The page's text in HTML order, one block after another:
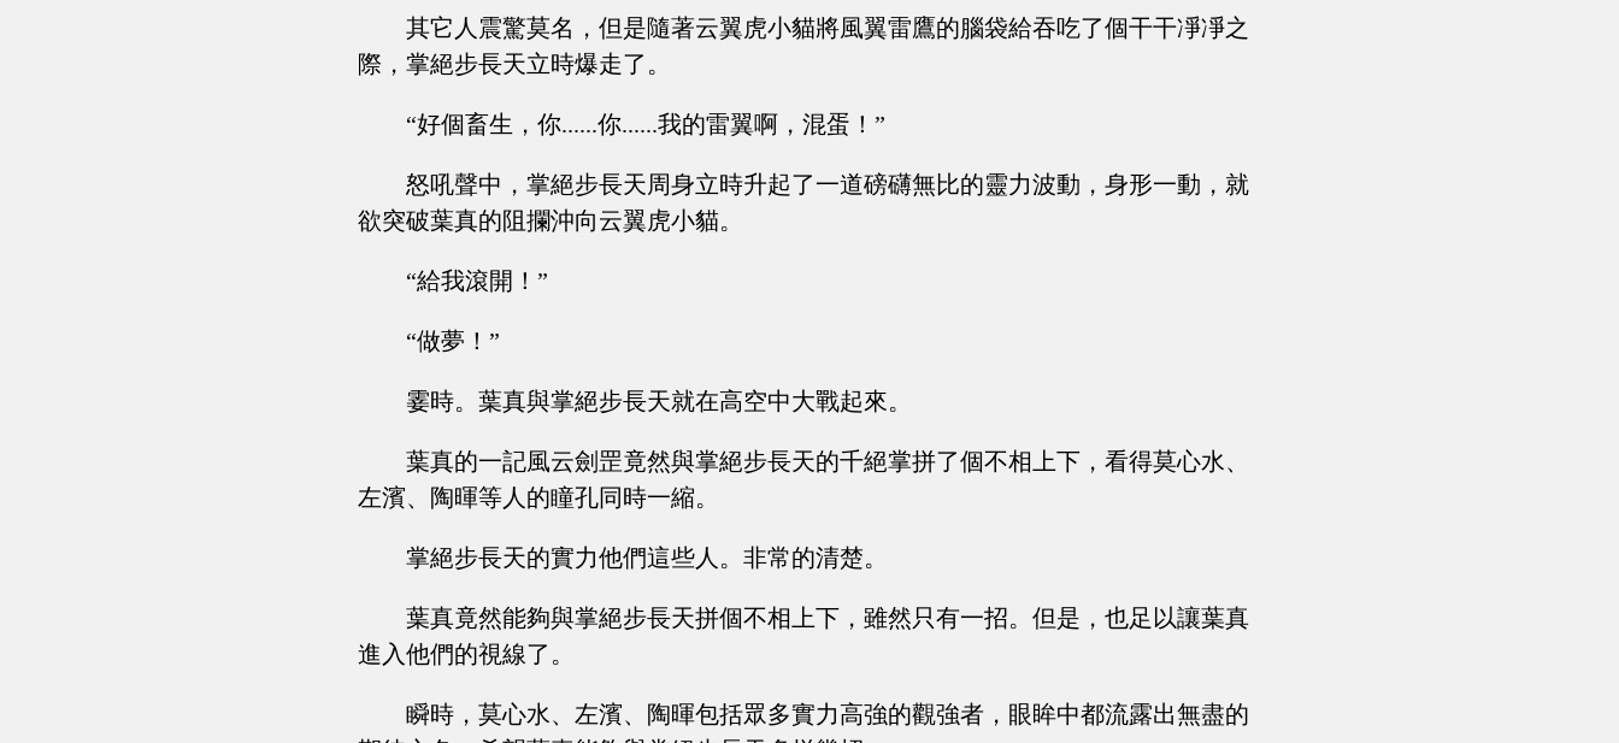
其它人震驚莫名，但是隨著云翼虎小貓將風翼雷鷹的腦袋給吞吃了個干干凈凈之
際，掌絕步長天立時爆走了。
“好個畜生，你......你......我的雷翼啊，混蛋！”
怒吼聲中，掌絕步長天周身立時升起了一道磅礴無比的靈力波動，身形一動，就
欲突破葉真的阻攔沖向云翼虎小貓。
“給我滾開！”
“做夢！”
霎時。葉真與掌絕步長天就在高空中大戰起來。
葉真的一記風云劍罡竟然與掌絕步長天的千絕掌拼了個不相上下，看得莫心水、
左濱、陶暉等人的瞳孔同時一縮。
掌絕步長天的實力他們這些人。非常的清楚。
葉真竟然能夠與掌絕步長天拼個不相上下，雖然只有一招。但是，也足以讓葉真
進入他們的視線了。
瞬時，莫心水、左濱、陶暉包括眾多實力高強的觀強者，眼眸中都流露出無盡的